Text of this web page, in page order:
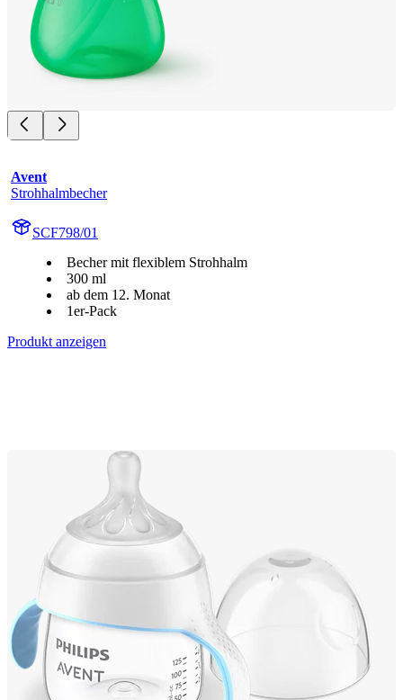
Avent
Strohhalmbecher
SCF798/01
Becher mit flexiblem Strohhalm
300 ml
ab dem 12. Monat
1er-Pack
Produkt anzeigen